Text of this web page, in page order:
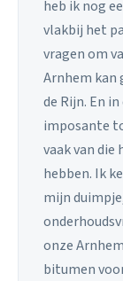
heb ik nog
vlakbij het
vragen om
Arnhem kan
de Rijn. En
imposante
vaak van die
hebben. Ik
mijn
onze
bitumen